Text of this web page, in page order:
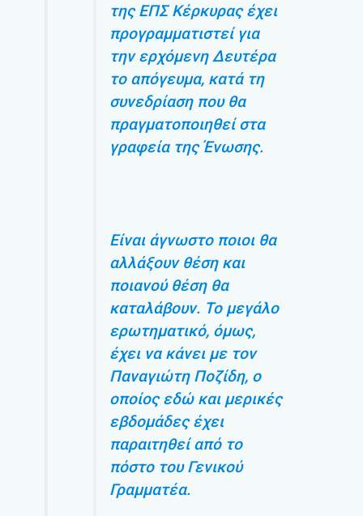
της ΕΠΣ Κέρκυρας έχει
προγραμματιστεί για
την ερχόμενη Δευτέρα
το απόγευμα, κατά τη
συνεδρίαση που θα
πραγματοποιηθεί στα
γραφεία της Ένωσης.
Είναι άγνωστο ποιοι θα
αλλάξουν θέση και
ποιανού θέση θα
καταλάβουν. Το μεγάλο
ερωτηματικό, όμως,
έχει να κάνει με τον
Παναγιώτη Ποζίδη, ο
οποίος εδώ και μερικές
εβδομάδες έχει
παραιτηθεί από το
πόστο του Γενικού
Γραμματέα.